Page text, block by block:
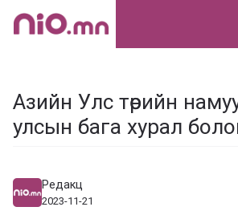
Skip
Азийн Улс төрийн
улсын бага хурал
Редакц
2023-11-21